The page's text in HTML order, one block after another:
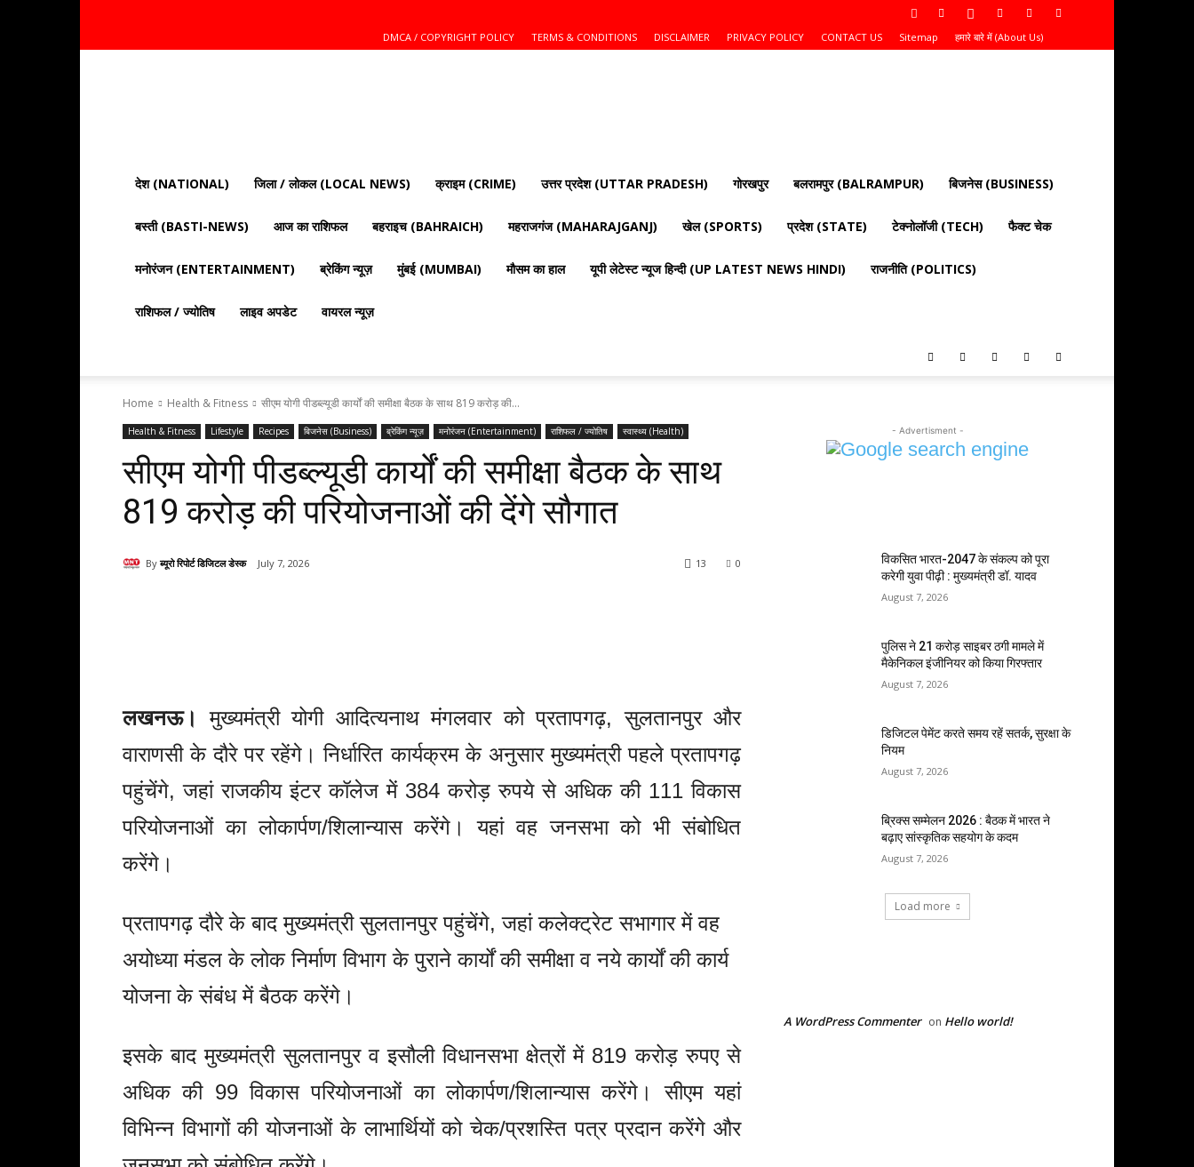
DMCA / COPYRIGHT POLICY TERMS & CONDITIONS DISCLAIMER PRIVACY POLICY CONTACT US Sitemap हमारे बारे में (About Us)
की
ताज़ा
राजनीति,
और
दुनिया
की
देश (NATIONAL) जिला / लोकल (LOCAL NEWS) क्राइम (CRIME) उत्तर प्रदेश (UTTAR PRADESH) गोरखपुर बलरामपुर (BALRAMPUR) बिजनेस (BUSINESS)
बस्ती (BASTI-NEWS) आज का राशिफल बहराइच (BAHRAICH) महराजगंज (MAHARAJGANJ) खेल (SPORTS) प्रदेश (STATE) टेक्नोलॉजी (TECH) फैक्ट चेक
मनोरंजन (ENTERTAINMENT) ब्रेकिंग न्यूज़ मुंबई (MUMBAI) मौसम का हाल यूपी लेटेस्ट न्यूज हिन्दी (UP LATEST NEWS HINDI) राजनीति (POLITICS)
राशिफल / ज्योतिष लाइव अपडेट वायरल न्यूज़
Home Health & Fitness सीएम योगी पीडब्ल्यूडी कार्यों की समीक्षा बैठक के साथ 819 करोड़ की...
Health & Fitness Lifestyle Recipes बिजनेस (Business) ब्रेकिंग न्यूज़ मनोरंजन (Entertainment) राशिफल / ज्योतिष स्वास्थ्य (Health)
सीएम योगी पीडब्ल्यूडी कार्यों की समीक्षा बैठक के साथ
819 करोड़ की परियोजनाओं की देंगे सौगात
By ब्यूरो रिपोर्ट डिजिटल डेस्क July 7, 2026 0
13
लखनऊ।मुख्यमंत्री योगी आदित्यनाथ मंगलवार को प्रतापगढ़, सुलतानपुर और
वाराणसी के दौरे पर रहेंगे। निर्धारित कार्यक्रम के अनुसार मुख्यमंत्री पहले प्रतापगढ़
पहुंचेंगे, जहां राजकीय इंटर कॉलेज में 384 करोड़ रुपये से अधिक की 111 विकास
परियोजनाओं का लोकार्पण/शिलान्यास करेंगे। यहां वह जनसभा को भी संबोधित
करेंगे।
प्रतापगढ़ दौरे के बाद मुख्यमंत्री सुलतानपुर पहुंचेंगे, जहां कलेक्ट्रेट सभागार में वह
अयोध्या मंडल के लोक निर्माण विभाग के पुराने कार्यों की समीक्षा व नये कार्यों की कार्य
योजना के संबंध में बैठक करेंगे।
इसके बाद मुख्यमंत्री सुलतानपुर व इसौली विधानसभा क्षेत्रों में 819 करोड़ रुपए से
अधिक की 99 विकास परियोजनाओं का लोकार्पण/शिलान्यास करेंगे। सीएम यहां
विभिन्न विभागों की योजनाओं के लाभार्थियों को चेक/प्रशस्ति पत्र प्रदान करेंगे और
- Advertisment -
विकसित भारत-2047 के संकल्प को पूरा
करेगी युवा पीढ़ी : मुख्यमंत्री डॉ. यादव
August 7, 2026
पुलिस ने 21 करोड़ साइबर ठगी मामले में
मैकेनिकल इंजीनियर को किया गिरफ्तार
August 7, 2026
डिजिटल पेमेंट करते समय रहें सतर्क, सुरक्षा के
नियम
August 7, 2026
ब्रिक्स सम्मेलन 2026 : बैठक में भारत ने
बढ़ाए सांस्कृतिक सहयोग के कदम
August 7, 2026
Load more
A WordPress Commenter on Hello world!